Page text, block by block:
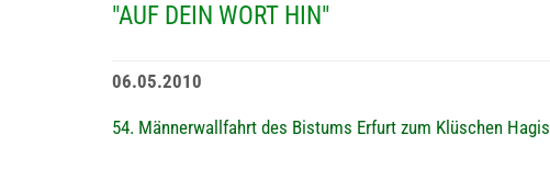
"AUF DEIN WORT HIN"
06.05.2010
54. Männerwallfahrt des Bistums Erfurt zum Klüschen Hagis